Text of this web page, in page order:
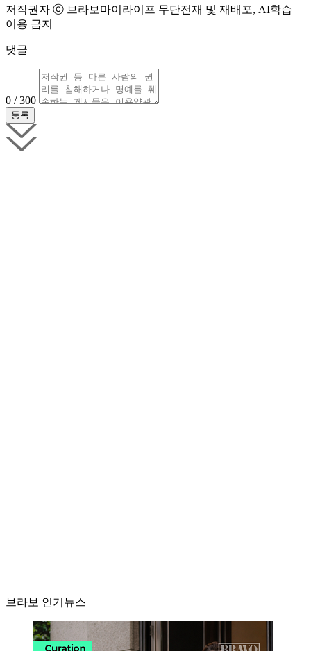
저작권자 ⓒ 브라보마이라이프 무단전재 및 재배포, AI학습
이용 금지
댓글
0 / 300
브라보 인기뉴스